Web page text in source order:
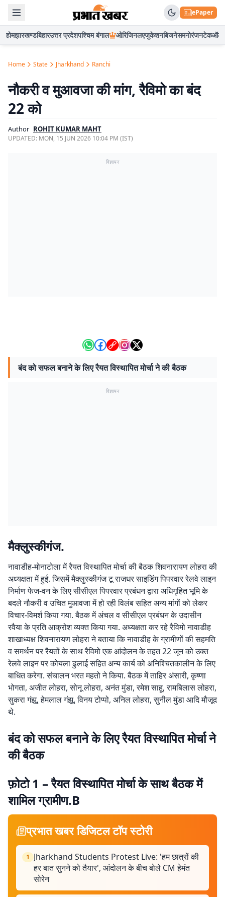
ePaper
होमझारखण्डबिहारउत्तर प्रदेशपश्चिम बंगाल ओरिजिनलएजुकेशनबिजनेसमनोरंजनटेकऑटो
Home State Jharkhand Ranchi
नौकरी व मुआवजा की मांग, रैविमो का बंद
22 को
Author ROHIT KUMAR MAHT
UPDATED: MON, 15 JUN 2026 10:04 PM (IST)
विज्ञापन
बंद को सफल बनाने के लिए रैयत विस्थापित मोर्चा ने की बैठक
विज्ञापन
मैक्लुस्कीगंज.
नावाडीह-मोनाटोला में रैयत विस्थापित मोर्चा की बैठक शिवनारायण लोहरा की
अध्यक्षता में हुई. जिसमें मैक्लुस्कीगंज टू राजधर साइडिंग पिपरवार रेलवे लाइन
निर्माण फेज-वन के लिए सीसीएल पिपरवार प्रबंधन द्वारा अधिगृहित भूमि के
बदले नौकरी व उचित मुआवजा में हो रही विलंब सहित अन्य मांगों को लेकर
विचार-विमर्श किया गया. बैठक में अंचल व सीसीएल प्रबंधन के उदासीन
रवैया के प्रति आक्रोश व्यक्त किया गया. अध्यक्षता कर रहे रैविमो नावाडीह
शाखाध्यक्ष शिवनारायण लोहरा ने बताया कि नावाडीह के ग्रामीणों की सहमति
व समर्थन पर रैयतों के साथ रैविमो एक आंदोलन के तहत 22 जून को उक्त
रेलवे लाइन पर कोयला ढुलाई सहित अन्य कार्य को अनिश्चितकालीन के लिए
बाधित करेगा. संचालन भरत महतो ने किया. बैठक में ताहिर अंसारी, कृष्णा
भोगता, अजीत लोहरा, सोनू लोहरा, अनंत मुंडा, रमेश साहू, रामबिलास लोहरा,
सुकरा गंझू, हेमलाल गंझू, विनय टोप्पो, अनिल लोहरा, सुनील मुंडा आदि मौजूद
थे.
बंद को सफल बनाने के लिए रैयत विस्थापित मोर्चा ने
की बैठक
फ़ोटो 1 – रैयत विस्थापित मोर्चा के साथ बैठक में
शामिल ग्रामीण.B
प्रभात खबर डिजिटल टॉप स्टोरी
1
Jharkhand Students Protest Live: 'हम छात्रों की
हर बात सुनने को तैयार', आंदोलन के बीच बोले CM हेमंत
सोरेन